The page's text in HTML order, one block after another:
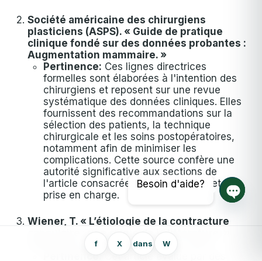
f X dans W
Société américaine des chirurgiens
plasticiens (ASPS). « Guide de pratique
clinique fondé sur des données probantes :
Augmentation mammaire. »
Pertinence: Ces lignes directrices
formelles sont élaborées à l'intention des
chirurgiens et reposent sur une revue
systématique des données cliniques. Elles
fournissent des recommandations sur la
sélection des patients, la technique
chirurgicale et les soins postopératoires,
notamment afin de minimiser les
complications. Cette source confère une
autorité significative aux sections de
l'article consacrées à la prévention et à la
prise en charge.
Wiener, T. « L’étiologie de la contracture
Journal de chirurgie esthétique
Besoin d'aide?